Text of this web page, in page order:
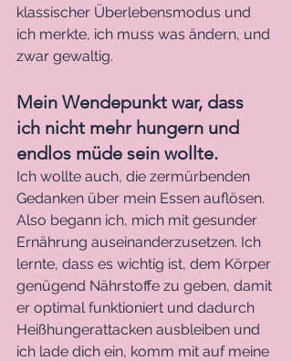
klassischer Überlebensmodus und
ich merkte, ich muss was ändern, und
zwar gewaltig.
Mein Wendepunkt war, dass
ich nicht mehr hungern und
endlos müde sein wollte.
Ich wollte auch, die zermürbenden
Gedanken über mein Essen auflösen.
Also begann ich, mich mit gesunder
Ernährung auseinanderzusetzen. Ich
lernte, dass es wichtig ist, dem Körper
genügend Nährstoffe zu geben, damit
er optimal funktioniert und dadurch
Heißhungerattacken ausbleiben und
ich lade dich ein, komm mit auf meine